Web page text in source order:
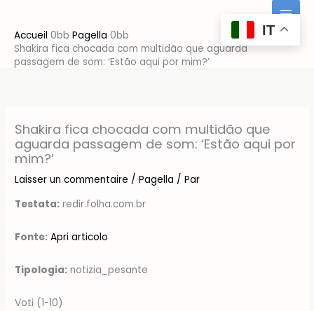
contenu
Accueil
Pagella
Shakira fica chocada com multidão que aguarda
passagem de som: ‘Estão aqui por mim?’
Shakira fica chocada com multidão que
aguarda passagem de som: ‘Estão aqui por
mim?’
Laisser un commentaire /Pagella / Par
Testata: redir.folha.com.br
Fonte: Apri articolo
Tipologia: notizia_pesante
Voti (1-10)
IT